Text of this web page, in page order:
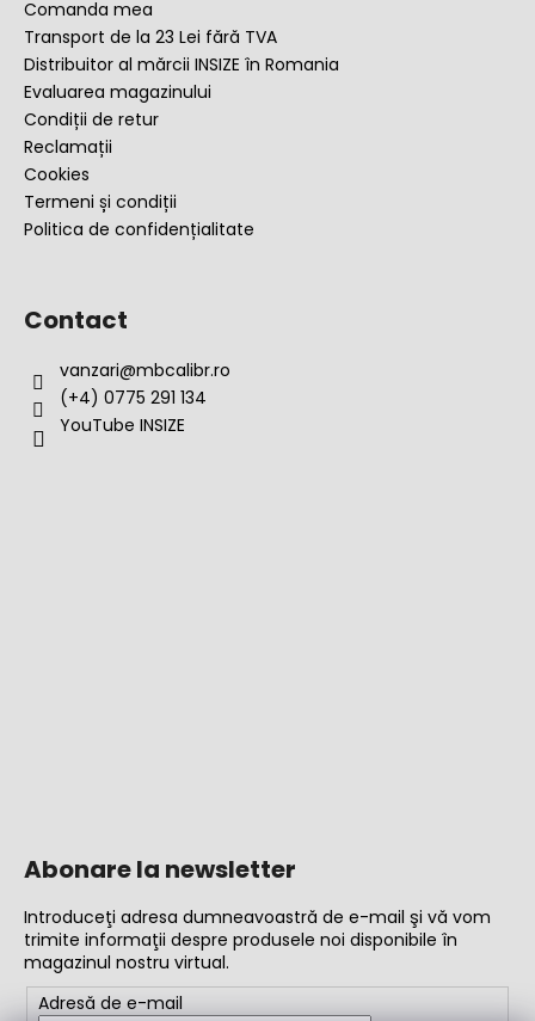
Comanda mea
Transport de la 23 Lei fără TVA
Distribuitor al mărcii INSIZE în Romania
Evaluarea magazinului
Condiții de retur
Reclamații
Cookies
Termeni și condiții
Politica de confidențialitate
Contact
vanzari@mbcalibr.ro
(+4) 0775 291 134
YouTube INSIZE
Abonare la newsletter
Introduceţi adresa dumneavoastră de e-mail şi vă vom
trimite informaţii despre produsele noi disponibile în
magazinul nostru virtual.
Adresă de e-mail